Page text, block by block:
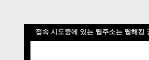
접속 시도중에 있는 웹주소는 웹해킹